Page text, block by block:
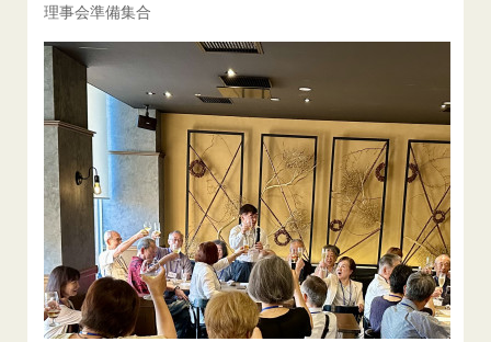
理事会準備集合